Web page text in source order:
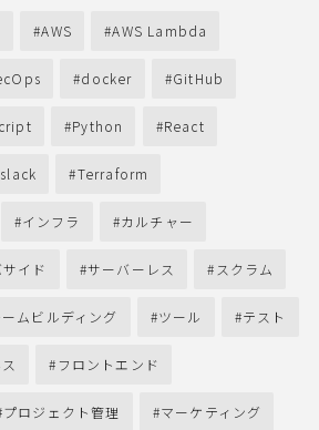
AWS AWS Lambda
docker GitHub
Python React
slack Terraform
インフラ カルチャー
イド サーバーレス スクラム
ームビルディング ツール テスト
フロントエンド
プロジェクト管理 マーケティング